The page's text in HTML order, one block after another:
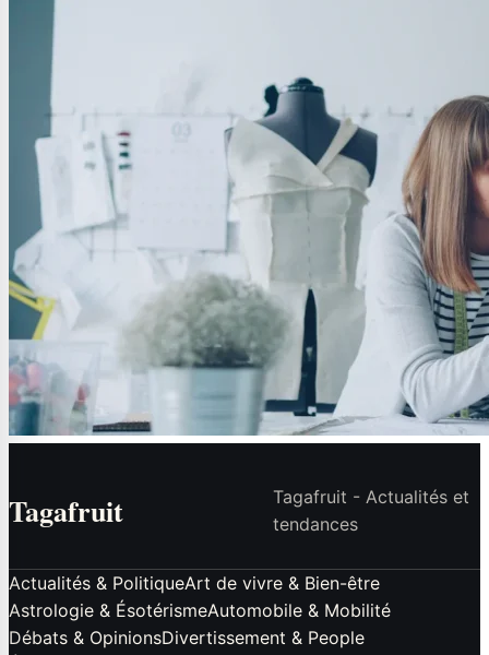
Tagafruit
Tagafruit - Actualités et
tendances
Actualités & PolitiqueArt de vivre & Bien-être
Astrologie & ÉsotérismeAutomobile & Mobilité
Débats & OpinionsDivertissement & People